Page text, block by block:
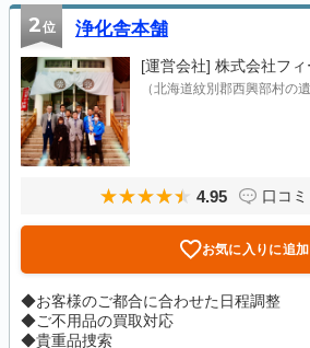
2位 浄化舎本舗
[運営会社] 株式会社フィ
（北海道紋別郡西興部村の
4.95 口コ
お気に入りに追加
◆お客様のご都合に合わせた日程調整
◆ご不用品の買取対応
◆貴重品捜索